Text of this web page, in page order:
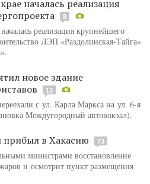
началась реализация
8
реализация крупнейшего
ЛЭП «Раздолинская-Тайга»
новое здание
13
с ул. Карла Маркса на ул. 6-я
Междугородный автовокзал).
в Хакасию 73
министрами восстановление
и осмотрит пункт размещения